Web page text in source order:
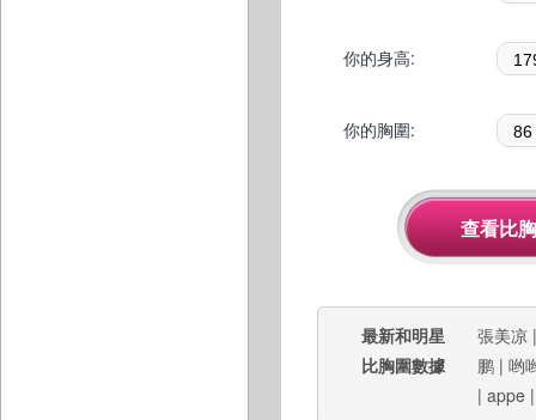
你的身高:
你的胸圍:
最新和明星
比胸圍數據
張美凉
鹏 | 哟
| appe